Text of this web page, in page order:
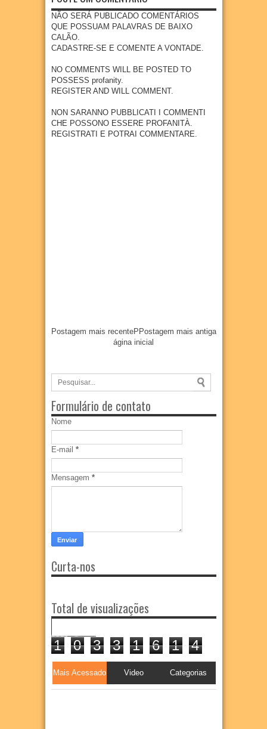
04 Aug 2026
res de
15
04 Aug 2026
na
preve
nção e
óstico
ce do
câncer
27 Jul 2026
de
nova
ria em
a
a à
área
que
erá
esa
metal
úrgica
previs
ão de
300
NÃO SERÁ PUBLICADO COMENTÁRIOS
QUE POSSUAM PALAVRAS DE BAIXO
CALÃO.
CADASTRE-SE E COMENTE A VONTADE.
NO COMMENTS WILL BE POSTED TO
POSSESS profanity.
REGISTER AND WILL COMMENT.
NON SARANNO PUBBLICATI I COMMENTI
CHE POSSONO ESSERE PROFANITÀ.
REGISTRATI E POTRAI COMMENTARE.
Postagem mais recente Postagem mais antiga
P
ágina inicial
Formulário de contato
Nome
E-mail *
Mensagem *
Curta-nos
Total de visualizações
1 0 3 3 1 6 1 4
Mais Acessado Video Categorias